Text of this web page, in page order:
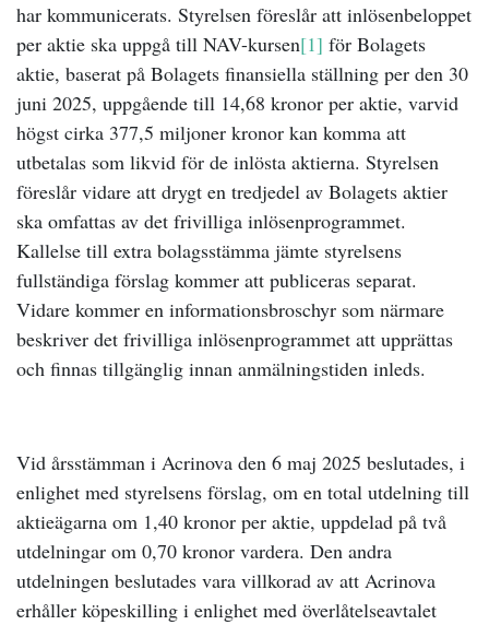
har kommunicerats. Styrelsen föreslår att inlösenbeloppet
per aktie ska uppgå till NAV-kursen[1] för Bolagets
aktie, baserat på Bolagets finansiella ställning per den 30
juni 2025, uppgående till 14,68 kronor per aktie, varvid
högst cirka 377,5 miljoner kronor kan komma att
utbetalas som likvid för de inlösta aktierna. Styrelsen
föreslår vidare att drygt en tredjedel av Bolagets aktier
ska omfattas av det frivilliga inlösenprogrammet.
Kallelse till extra bolagsstämma jämte styrelsens
fullständiga förslag kommer att publiceras separat.
Vidare kommer en informationsbroschyr som närmare
beskriver det frivilliga inlösenprogrammet att upprättas
och finnas tillgänglig innan anmälningstiden inleds.
Vid årsstämman i Acrinova den 6 maj 2025 beslutades, i
enlighet med styrelsens förslag, om en total utdelning till
aktieägarna om 1,40 kronor per aktie, uppdelad på två
utdelningar om 0,70 kronor vardera. Den andra
utdelningen beslutades vara villkorad av att Acrinova
erhåller köpeskilling i enlighet med överlåtelseavtalet